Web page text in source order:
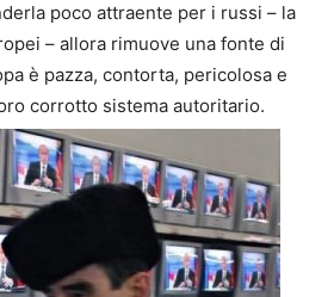
poco attraente per i russi – la
– allora rimuove una fonte di
è pazza, contorta, pericolosa e
corrotto sistema autoritario.